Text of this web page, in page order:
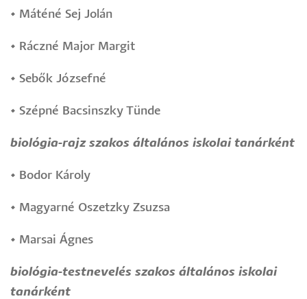
• Máténé Sej Jolán
• Ráczné Major Margit
• Sebők Józsefné
• Szépné Bacsinszky Tünde
biológia-rajz szakos általános iskolai tanárként
• Bodor Károly
• Magyarné Oszetzky Zsuzsa
• Marsai Ágnes
biológia-testnevelés szakos általános iskolai
tanárként